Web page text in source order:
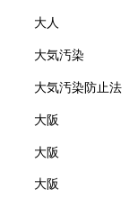
大人
大気汚染
大気汚染防止法
大阪
大阪
大阪